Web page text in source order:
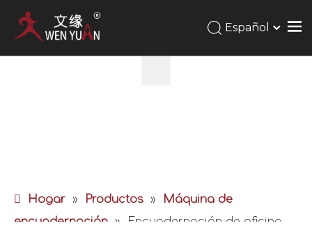
Español
Hogar » Productos »
Máquina de
encuadernación » Encuadernación de oficina